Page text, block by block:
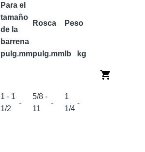
Para el
tamaño
de la
barrena
Rosca Peso
pulg.mmpulg.mm lb kg
1 - 1
1/2
-
5/8 -
11
-
1
1/4
-